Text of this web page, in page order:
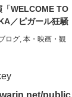
「WELCOME TO
／ピガール狂騒
ログ, 本・映画・観